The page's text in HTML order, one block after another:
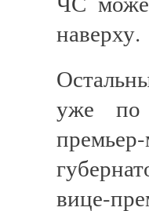
наверху.
уже по
вице-